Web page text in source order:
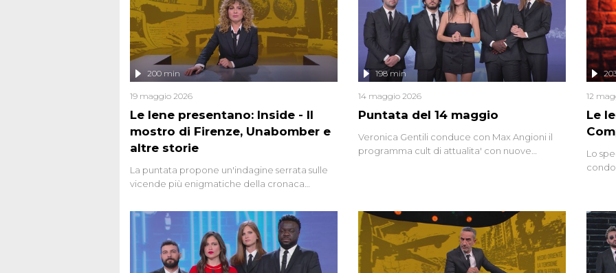
mettendo in fila testimonianze, errori, dettagli
controversi e i protagonisti di un'indagine che
sembra non avere fine.
Le Iene presentano: Inside - Il
mostro di Firenze, Unabomber e
altre storie
200 min
19 maggio 2026
La puntata propone un'indagine serrata sulle
vicende più enigmatiche della cronaca
seriale responsabile di decine di attentati tra
gli anni '90 e il 2000 che, inquietantemente,
potrebbe essere ancora in libertà. Lo speciale
affronta inoltre le zone d'ombra sul Mostro di
Firenze, le cui responsabilità appaiono ancora
Puntata del 14 maggio
198 min
14 maggio 2026
Veronica Gentili conduce con Max Angioni il
programma cult di attualita' con nuove
Le
12
Lo
e